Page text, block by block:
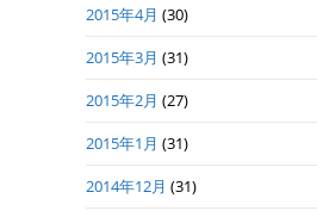
2015年4月 (30)
2015年3月 (31)
2015年2月 (27)
2015年1月 (31)
2014年12月 (31)